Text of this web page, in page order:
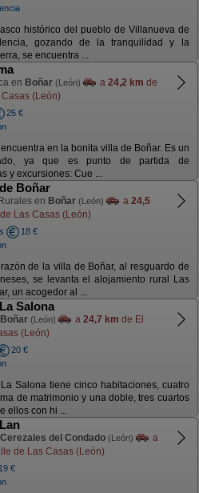
histórico del pueblo de Villanueva de
gozando de la tranquilidad y la
se encuentra ...
en Boñar (León) a 24,2 km de
(León)
25 €
en la bonita villa de Boñar. Es un
ya que es punto de partida de
y excursiones: Cue ...
Boñar
en Boñar (León) a 24,5
Las Casas (León)
18 €
de la villa de Boñar, al resguardo de
se levanta el alojamiento rural Las
un acogedor al ...
Salona
Boñar (León) a 24,7 km de El
(León)
20 €
Salona tiene cinco habitaciones, cuatro
de matrimonio y una doble, tres cuartos
ellos con hi ...
Cerezales del Condado (León)
a
de Las Casas (León)
19 €